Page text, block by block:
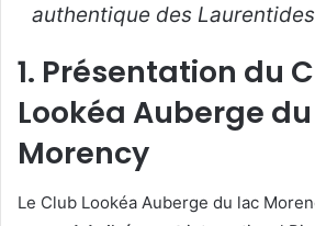
authentique des
1. Présentation du
Lookéa Auberge
Morency
Le Club Lookéa Auberge du lac